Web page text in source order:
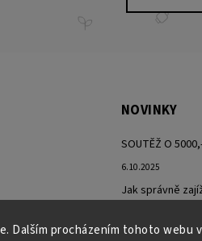
Dalším procházením tohoto webu
NOVINKY
SOUTĚŽ O
6.10.2025
Jak správně
25.9.2025